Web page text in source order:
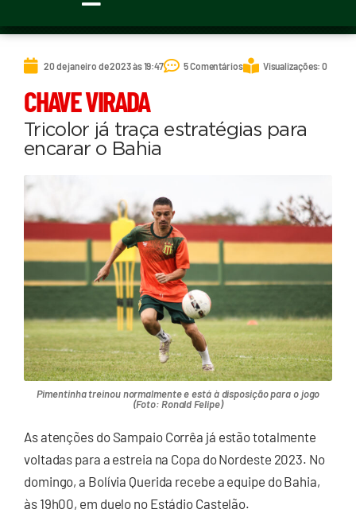
20 de janeiro de 2023 às 19:47 5 Comentários Visualizações: 0
CHAVE VIRADA
Tricolor já traça estratégias para
encarar o Bahia
Pimentinha treinou normalmente e está à disposição para o jogo
(Foto: Ronald Felipe)
As atenções do Sampaio Corrêa já estão totalmente
voltadas para a estreia na Copa do Nordeste 2023. No
domingo, a Bolívia Querida recebe a equipe do Bahia,
às 19h00, em duelo no Estádio Castelão.